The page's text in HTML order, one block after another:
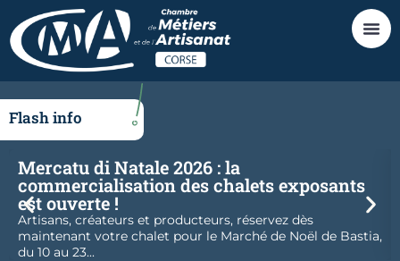
Flash info
Mercatu di Natale 2026 : la
commercialisation des chalets exposants
est ouverte !
Artisans, créateurs et producteurs, réservez dès
maintenant votre chalet pour le Marché de Noël de Bastia,
du 10 au 23...